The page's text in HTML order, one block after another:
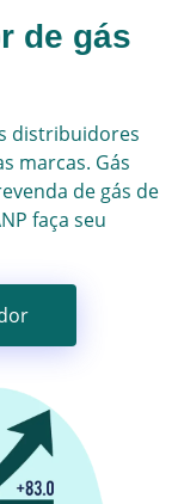
de gás
distribuidores
marcas. Gás
de gás de
faça seu